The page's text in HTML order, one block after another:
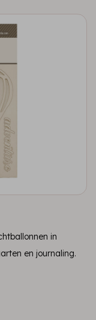
in
en journaling.